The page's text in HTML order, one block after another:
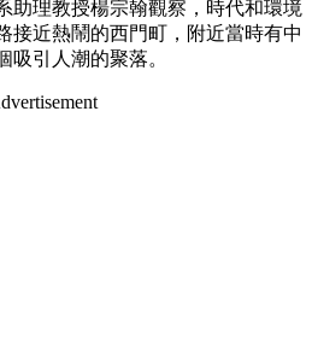
助理教授楊宗翰觀察，時代和環境
接近熱鬧的西門町，附近當時有中
吸引人潮的聚落。